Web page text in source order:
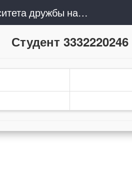
Сочинский институт (филиал) Российского университета дружбы народов им. Патриса Лумумбы
Студент 3332220246